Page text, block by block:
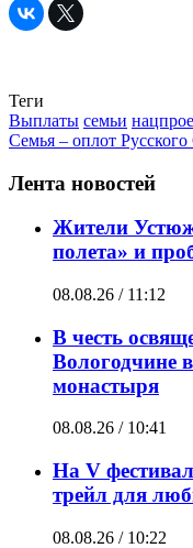
Теги
Выплаты семьи
Семья – оплот Русского
Лента новостей
Жители
полета» и
08.08.26 / 11:12
В честь
Вологодчине
монастыря
08.08.26 / 10:41
На V
трейл для
08.08.26 / 10:22